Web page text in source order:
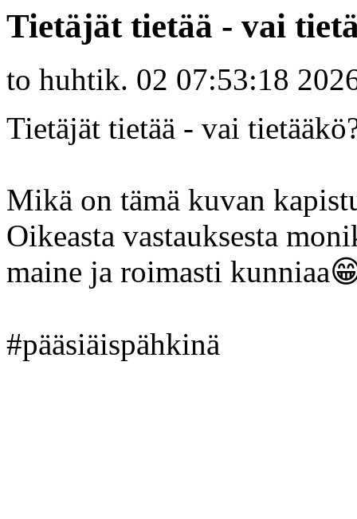
Tietäjät tietää - vai
to huhtik. 02 07:53:18
Tietäjät tietää - vai
Mikä on tämä kuvan
Oikeasta vastauksesta
maine ja roimasti
#pääsiäispähkinä